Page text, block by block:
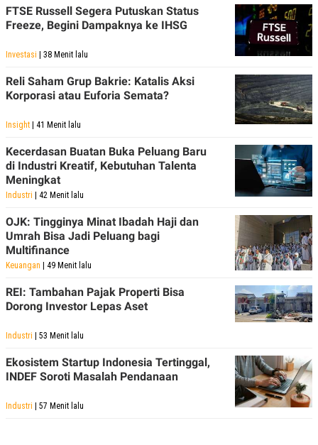
E
P
P
A
D
E
I
S
N
G
K
G
M
E
D
A
.
I
D
SITEMAPPROFILE TERM
OF
PEDOMAN
SIBER
PRIVACY
FTSE Russell Segera Putuskan Status
Freeze, Begini Dampaknya ke IHSG
Investasi | 38 Menit lalu
Reli Saham Grup Bakrie: Katalis Aksi
Korporasi atau Euforia Semata?
Insight | 41 Menit lalu
Kecerdasan Buatan Buka Peluang Baru
di Industri Kreatif, Kebutuhan Talenta
Meningkat
Industri | 42 Menit lalu
OJK: Tingginya Minat Ibadah Haji dan
Umrah Bisa Jadi Peluang bagi
Multifinance
Keuangan | 49 Menit lalu
REI: Tambahan Pajak Properti Bisa
Dorong Investor Lepas Aset
Industri | 53 Menit lalu
Ekosistem Startup Indonesia Tertinggal,
INDEF Soroti Masalah Pendanaan
Industri | 57 Menit lalu